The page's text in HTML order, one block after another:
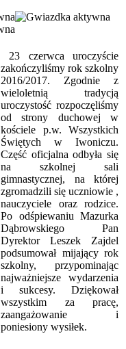
23 czerwca uroczyście
zakończyliśmy rok szkolny
2016/2017. Zgodnie z
wieloletnią tradycją
uroczystość rozpoczęliśmy
od strony duchowej w
kościele p.w. Wszystkich
Świętych w Iwoniczu.
Część oficjalna odbyła się
na szkolnej sali
gimnastycznej, na której
zgromadzili się uczniowie ,
nauczyciele oraz rodzice.
Po odśpiewaniu Mazurka
Dąbrowskiego Pan
Dyrektor Leszek Zajdel
podsumował mijający rok
szkolny, przypominając
najważniejsze wydarzenia
i sukcesy. Dziękował
wszystkim za pracę,
zaangażowanie i
poniesiony wysiłek.